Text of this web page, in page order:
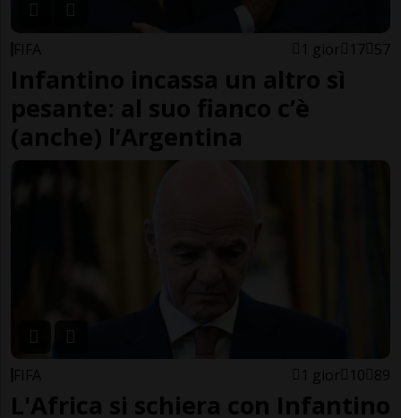
FIFA 1 gior 17 57
Infantino incassa un altro sì
pesante: al suo fianco c’è
(anche) l’Argentina
FIFA 1 gior 10 89
L'Africa si schiera con Infantino